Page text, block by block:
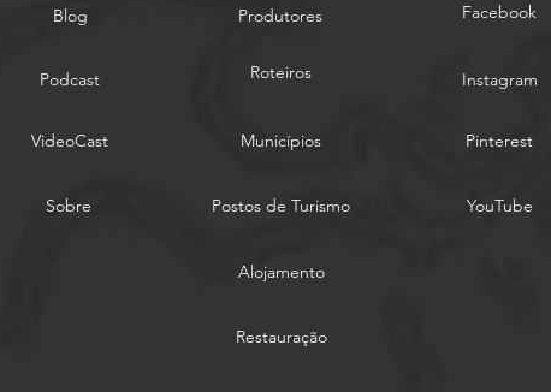
Blog Produtores Facebook
Podcast Roteiros Instagram
VideoCast Municípios Pinterest
Sobre Postos de Turismo YouTube
Alojamento
Restauração